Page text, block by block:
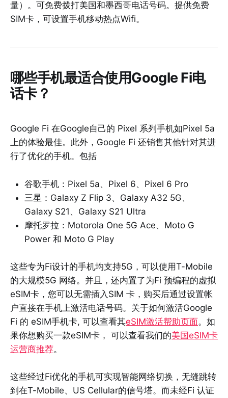
量）。可免费拨打美国和墨西哥电话号码。提供免费
SIM卡，可设置手机移动热点Wifi。
哪些手机最适合使用Google Fi电
话卡？
Google Fi 在Google自己的 Pixel 系列手机如Pixel 5a
上的体验最佳。此外，Google Fi 还销售其他针对其进
行了优化的手机。包括
谷歌手机：Pixel 5a、Pixel 6、Pixel 6 Pro
三星：Galaxy Z Flip 3、Galaxy A32 5G、
Galaxy S21、Galaxy S21 Ultra
摩托罗拉：Motorola One 5G Ace、Moto G
Power 和 Moto G Play
这些专为Fi设计的手机均支持5G，可以使用T-Mobile
的大规模5G 网络。并且，还内置了为Fi 预编程的虚拟
eSIM卡，您可以无需插入SIM 卡，购买后通过设置帐
户直接在手机上激活电话号码。关于如何激活Google
Fi 的 eSIM手机卡, 可以查看其eSIM激活帮助页面。如
果你想购买一款eSIM卡， 可以查看我们的美国eSIM卡
运营商推荐。
这些经过Fi优化的手机可实现智能网络切换，无缝跳转
到在T-Mobile、US Cellular的信号塔。而未经Fi 认证